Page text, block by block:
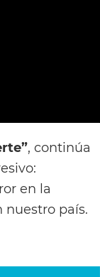
, continúa
en la
nuestro país.